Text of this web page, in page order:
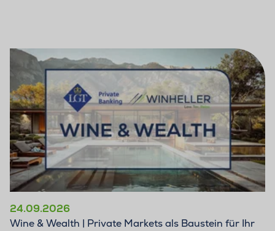
24.09.2026
Wine & Wealth | Private Markets als Baustein für Ihr